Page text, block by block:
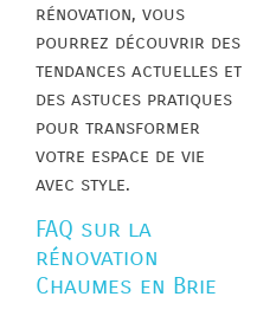
rénovation, vous
pourrez découvrir des
tendances actuelles et
des astuces pratiques
pour transformer
votre espace de vie
avec style.
FAQ sur la
rénovation
Chaumes en Brie